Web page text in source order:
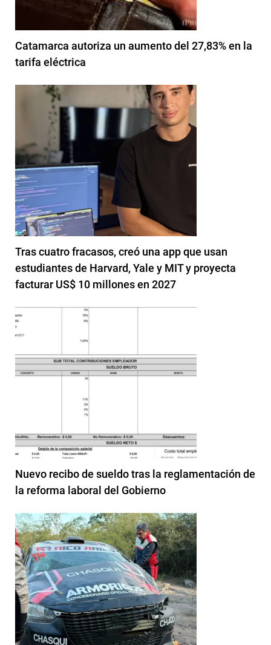
Catamarca autoriza un aumento del 27,83% en la
tarifa eléctrica
Tras cuatro fracasos, creó una app que usan
estudiantes de Harvard, Yale y MIT y proyecta
facturar US$ 10 millones en 2027
Nuevo recibo de sueldo tras la reglamentación de
la reforma laboral del Gobierno